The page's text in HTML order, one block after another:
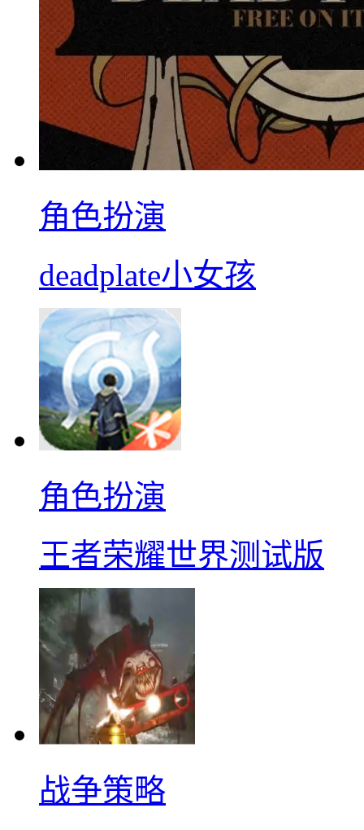
角色扮演
deadplate小女孩
角色扮演
王者荣耀世界测试版
战争策略